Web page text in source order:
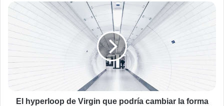
El
hyperloop
de
Virgin
que
podría
cambiar
la
forma
deEl hyperloop de Virgin que podría cambiar la forma